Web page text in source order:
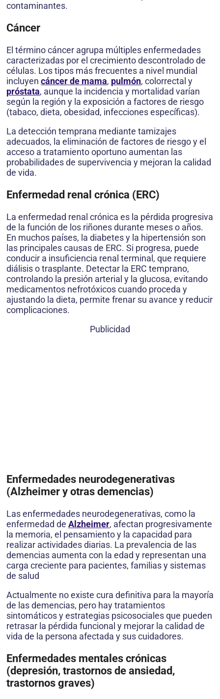
contaminantes.
Cáncer
El término cáncer agrupa múltiples enfermedades
caracterizadas por el crecimiento descontrolado de
células. Los tipos más frecuentes a nivel mundial
incluyen cáncer de mama, pulmón, colorrectal y
próstata, aunque la incidencia y mortalidad varían
según la región y la exposición a factores de riesgo
(tabaco, dieta, obesidad, infecciones específicas).
La detección temprana mediante tamizajes
adecuados, la eliminación de factores de riesgo y el
acceso a tratamiento oportuno aumentan las
probabilidades de supervivencia y mejoran la calidad
de vida.
Enfermedad renal crónica (ERC)
La enfermedad renal crónica es la pérdida progresiva
de la función de los riñones durante meses o años.
En muchos países, la diabetes y la hipertensión son
las principales causas de ERC. Si progresa, puede
conducir a insuficiencia renal terminal, que requiere
diálisis o trasplante. Detectar la ERC temprano,
controlando la presión arterial y la glucosa, evitando
medicamentos nefrotóxicos cuando proceda y
ajustando la dieta, permite frenar su avance y reducir
complicaciones.
Publicidad
Enfermedades neurodegenerativas
(Alzheimer y otras demencias)
Las enfermedades neurodegenerativas, como la
enfermedad de Alzheimer, afectan progresivamente
la memoria, el pensamiento y la capacidad para
realizar actividades diarias. La prevalencia de las
demencias aumenta con la edad y representan una
carga creciente para pacientes, familias y sistemas
de salud
Actualmente no existe cura definitiva para la mayoría
de las demencias, pero hay tratamientos
sintomáticos y estrategias psicosociales que pueden
retrasar la pérdida funcional y mejorar la calidad de
vida de la persona afectada y sus cuidadores.
Enfermedades mentales crónicas
(depresión, trastornos de ansiedad,
trastornos graves)